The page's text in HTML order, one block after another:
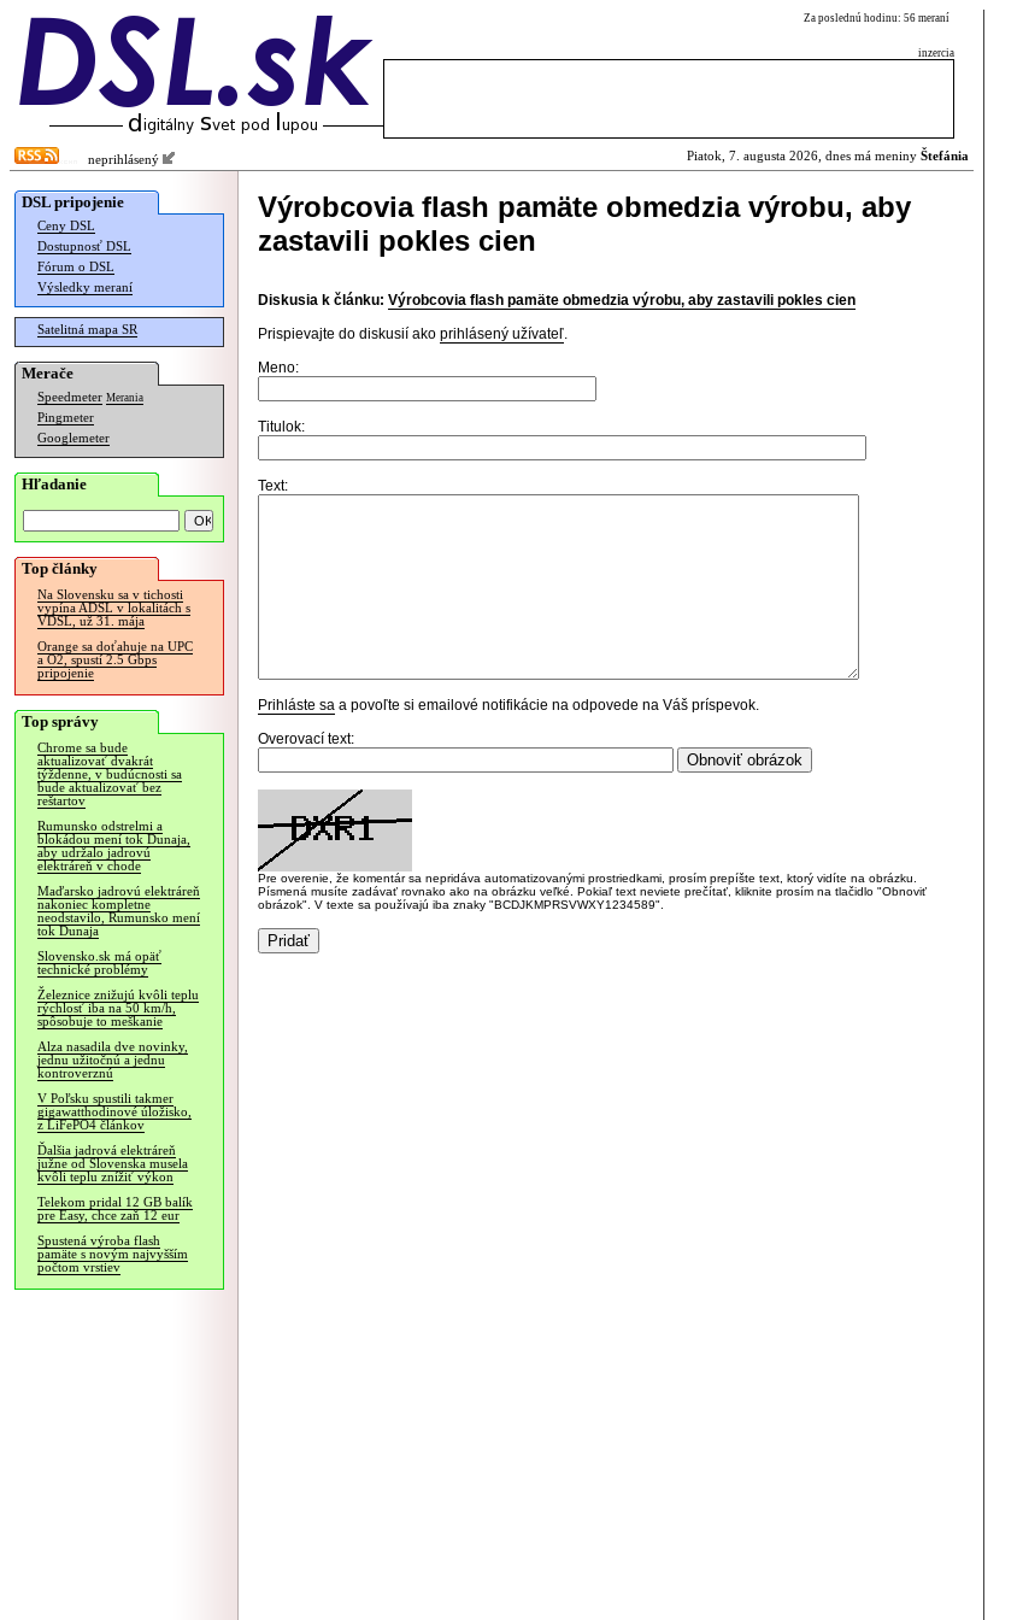
Za poslednú hodinu: 56 meraní
inzercia
neprihlásený Piatok, 7. augusta 2026, dnes má meniny Štefánia
DSL pripojenie
Ceny DSL
Dostupnosť DSL
Fórum o DSL
Výsledky meraní
Satelitná mapa SR
Merače
Speedmeter Merania
Pingmeter
Googlemeter
Hľadanie
Top články
Na Slovensku sa v tichosti
vypína ADSL v lokalitách s
VDSL, už 31. mája
Orange sa doťahuje na UPC
a O2, spustí 2.5 Gbps
pripojenie
Top správy
Chrome sa bude
aktualizovať dvakrát
týždenne, v budúcnosti sa
bude aktualizovať bez
reštartov
Rumunsko odstrelmi a
blokádou mení tok Dunaja,
aby udržalo jadrovú
elektráreň v chode
Maďarsko jadrovú elektráreň
nakoniec kompletne
neodstavilo, Rumunsko mení
tok Dunaja
Slovensko.sk má opäť
technické problémy
Železnice znižujú kvôli teplu
rýchlosť iba na 50 km/h,
spôsobuje to meškanie
Alza nasadila dve novinky,
jednu užitočnú a jednu
kontroverznú
V Poľsku spustili takmer
gigawatthodinové úložisko,
z LiFePO4 článkov
Ďalšia jadrová elektráreň
južne od Slovenska musela
kvôli teplu znížiť výkon
Telekom pridal 12 GB balík
pre Easy, chce zaň 12 eur
Spustená výroba flash
pamäte s novým najvyšším
počtom vrstiev
Výrobcovia flash pamäte obmedzia výrobu, aby
zastavili pokles cien
Diskusia k článku: Výrobcovia flash pamäte obmedzia výrobu, aby zastavili pokles cien
Prispievajte do diskusií ako prihlásený užívateľ.
Meno:
Titulok:
Text:
Prihláste sa a povoľte si emailové notifikácie na odpovede na Váš príspevok.
Overovací text:
Pre overenie, že komentár sa nepridáva automatizovanými prostriedkami, prosím prepíšte text, ktorý vidíte na obrázku.
Písmená musíte zadávať rovnako ako na obrázku veľké. Pokiaľ text neviete prečítať, kliknite prosím na tlačidlo "Obnoviť
obrázok". V texte sa používajú iba znaky "BCDJKMPRSVWXY1234589".